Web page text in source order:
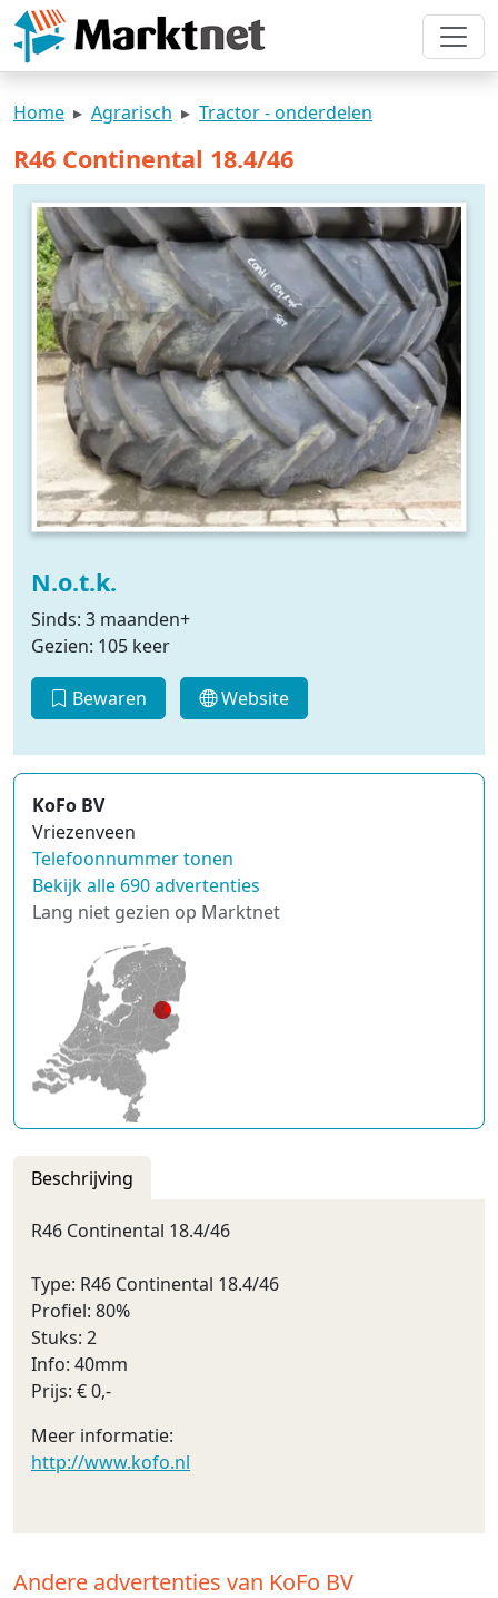
Home Agrarisch Tractor - onderdelen
R46 Continental 18.4/46
N.o.t.k.
Sinds: 3 maanden+
Gezien: 105 keer
Bewaren Website
KoFo BV
Vriezenveen
Telefoonnummer tonen
Bekijk alle 690 advertenties
Lang niet gezien op Marktnet
Beschrijving
R46 Continental 18.4/46
Type: R46 Continental 18.4/46
Profiel: 80%
Stuks: 2
Info: 40mm
Prijs: € 0,-
Meer informatie:
http://www.kofo.nl
Andere advertenties van KoFo BV